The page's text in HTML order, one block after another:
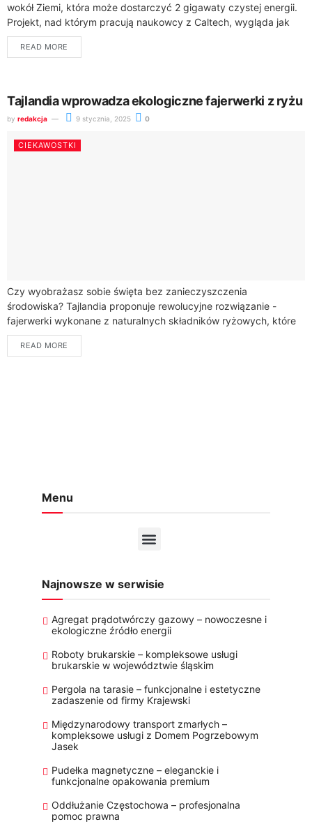
wokół Ziemi, która może dostarczyć 2 gigawaty czystej energii.
Projekt, nad którym pracują naukowcy z Caltech, wygląda jak
scenariusz z science fiction, ale staje...
READ MORE
Tajlandia wprowadza ekologiczne fajerwerki z ryżu
by redakcja 9 stycznia, 2025 0
CIEKAWOSTKI
Czy wyobrażasz sobie święta bez zanieczyszczenia
środowiska? Tajlandia proponuje rewolucyjne rozwiązanie -
fajerwerki wykonane z naturalnych składników ryżowych, które
całkowicie zmieniają tradycyjne podejście do
rozrywki.Innowacyjna technologia tajskich naukowców pozwala
READ MORE
Menu
Najnowsze w serwisie
Agregat prądotwórczy gazowy – nowoczesne i
ekologiczne źródło energii
Roboty brukarskie – kompleksowe usługi
brukarskie w województwie śląskim
Pergola na tarasie – funkcjonalne i estetyczne
zadaszenie od firmy Krajewski
Międzynarodowy transport zmarłych –
kompleksowe usługi z Domem Pogrzebowym
Jasek
Pudełka magnetyczne – eleganckie i
funkcjonalne opakowania premium
Oddłużanie Częstochowa – profesjonalna
pomoc prawna